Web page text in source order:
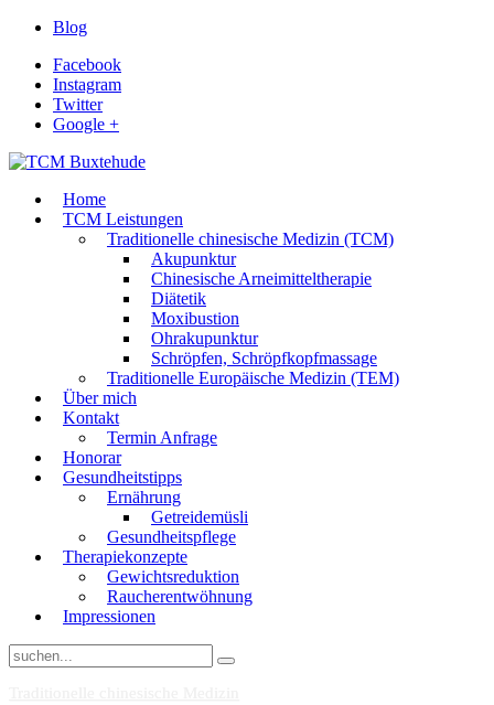
Blog
Facebook
Instagram
Twitter
Google +
Home
TCM Leistungen
Traditionelle chinesische Medizin (TCM)
Akupunktur
Chinesische Arneimitteltherapie
Diätetik
Moxibustion
Ohrakupunktur
Schröpfen, Schröpfkopfmassage
Traditionelle Europäische Medizin (TEM)
Über mich
Kontakt
Termin Anfrage
Honorar
Gesundheitstipps
Ernährung
Getreidemüsli
Gesundheitspflege
Therapiekonzepte
Gewichtsreduktion
Raucherentwöhnung
Impressionen